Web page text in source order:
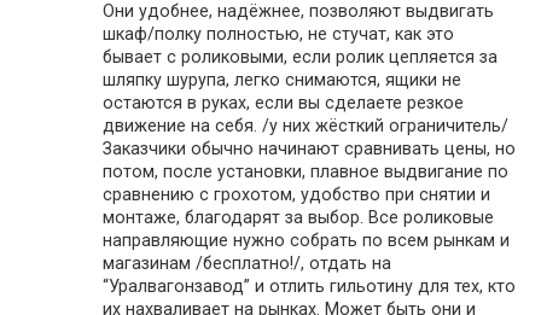
Они удобнее, надёжнее, позволяют выдвигать
шкаф/полку полностью, не стучат, как это
бывает с роликовыми, если ролик цепляется за
шляпку шурупа, легко снимаются, ящики не
остаются в руках, если вы сделаете резкое
движение на себя. /у них жёсткий ограничитель/
Заказчики обычно начинают сравнивать цены, но
потом, после установки, плавное выдвигание по
сравнению с грохотом, удобство при снятии и
монтаже, благодарят за выбор. Все роликовые
направляющие нужно собрать по всем рынкам и
магазинам /бесплатно!/, отдать на
“Уралвагонзавод” и отлить гильотину для тех, кто
их нахваливает на рынках. Может быть они и